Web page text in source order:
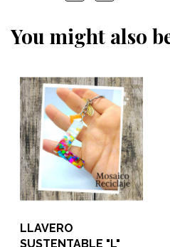
You might also
LLAVERO
SUSTENTABLE "L"